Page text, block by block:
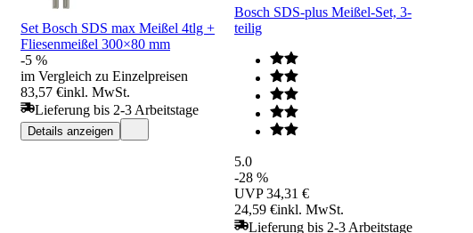
Set Bosch SDS max Meißel 4tlg +
Fliesenmeißel 300×80 mm
-5 %
im Vergleich zu Einzelpreisen
83,57 €inkl. MwSt.
Lieferung bis 2-3 Arbeitstage
Details anzeigen
Bosch SDS-plus Meißel-Set, 3-
teilig
5.0
-28 %
UVP 34,31 €
24,59 €inkl. MwSt.
Lieferung bis 2-3 Arbeitstage